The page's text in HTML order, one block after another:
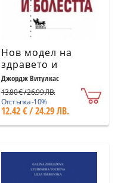
Нов модел на
здравето и
болестта
Джордж Витулкас
13.80 € / 26.99 ЛВ.
Отстъпка -10%
12.42 € / 24.29 ЛВ.